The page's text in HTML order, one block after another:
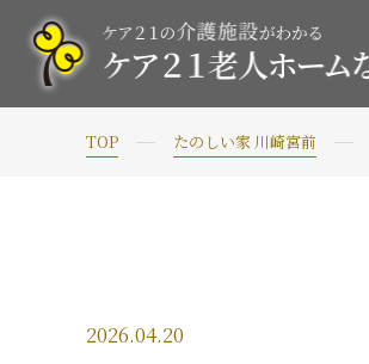
TOP たのしい家 川崎宮前
2026.04.20